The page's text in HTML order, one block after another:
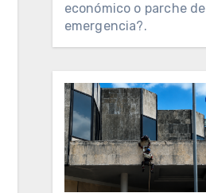
económico o parche de
emergencia?.